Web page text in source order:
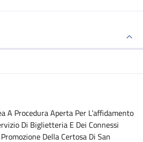
A Procedura Aperta Per L’affidamento
Di Biglietteria E Dei Connessi
Della Certosa Di San